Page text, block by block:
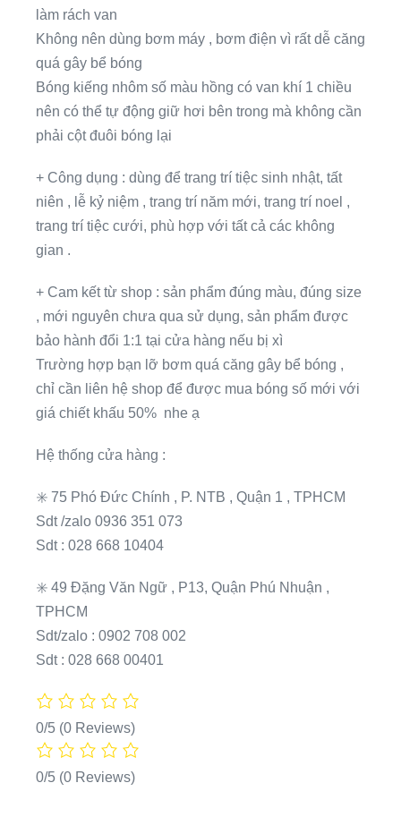
làm rách van
Không nên dùng bơm máy , bơm điện vì rất dễ căng
quá gây bể bóng
Bóng kiếng nhôm số màu hồng có van khí 1 chiều
nên có thể tự động giữ hơi bên trong mà không cần
phải cột đuôi bóng lại
+ Công dụng : dùng để trang trí tiệc sinh nhật, tất
niên , lễ kỷ niệm , trang trí năm mới, trang trí noel ,
trang trí tiệc cưới, phù hợp với tất cả các không
gian .
+ Cam kết từ shop : sản phẩm đúng màu, đúng size
, mới nguyên chưa qua sử dụng, sản phẩm được
bảo hành đổi 1:1 tại cửa hàng nếu bị xì
Trường hợp bạn lỡ bơm quá căng gây bể bóng ,
chỉ cần liên hệ shop để được mua bóng số mới với
giá chiết khấu 50% nhe ạ
Hệ thống cửa hàng :
✳️ 75 Phó Đức Chính , P. NTB , Quận 1 , TPHCM
Sdt /zalo 0936 351 073
Sdt : 028 668 10404
✳️ 49 Đặng Văn Ngữ , P13, Quận Phú Nhuận ,
TPHCM
Sdt/zalo : 0902 708 002
Sdt : 028 668 00401
0/5 (0 Reviews)
0/5 (0 Reviews)